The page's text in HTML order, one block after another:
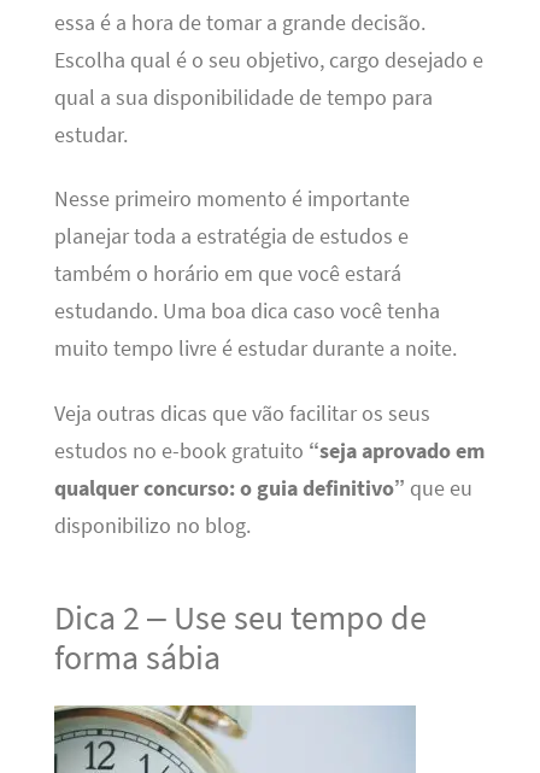
essa é a hora de tomar a grande decisão.
Escolha qual é o seu objetivo, cargo desejado e
qual a sua disponibilidade de tempo para
estudar.
Nesse primeiro momento é importante
planejar toda a estratégia de estudos e
também o horário em que você estará
estudando. Uma boa dica caso você tenha
muito tempo livre é estudar durante a noite.
Veja outras dicas que vão facilitar os seus
estudos no e-book gratuito “seja aprovado em
qualquer concurso: o guia definitivo” que eu
disponibilizo no blog.
Dica 2 – Use seu tempo de
forma sábia